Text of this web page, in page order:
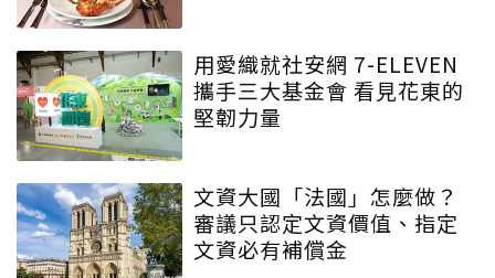
用愛織就社安網 7-ELEVEN
攜手三大基金會 看見花東的
堅韌力量
文資大國「法國」怎麼做？
審議只認定文資價值、指定
文資必有補償金